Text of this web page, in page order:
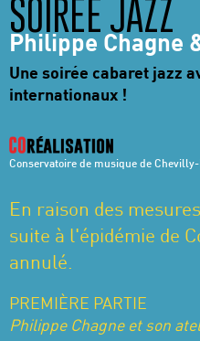
SOIRÉE JAZZ
Philippe Chagne
Une soirée cabaret jazz
internationaux !
Conservatoire de musique de
En raison des
suite à l'épidémie de
annulé.
PREMIÈRE PARTIE
Philippe Chagne et son